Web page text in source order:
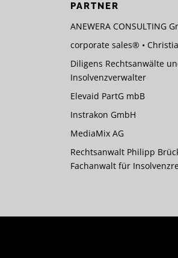
g
s
n
a
v
i
g
a
i
PARTNER
ANEWERA CONSULTING
corporate sales® •
Diligens Rechtsanwälte
Insolvenzverwalter
Elevaid PartG mbB
Instrakon GmbH
MediaMix AG
Rechtsanwalt Philipp
Fachanwalt für